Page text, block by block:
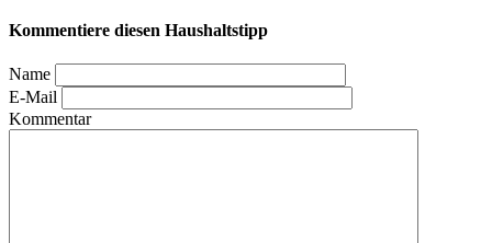
Kommentiere diesen Haushaltstipp
Name
E-Mail
Kommentar